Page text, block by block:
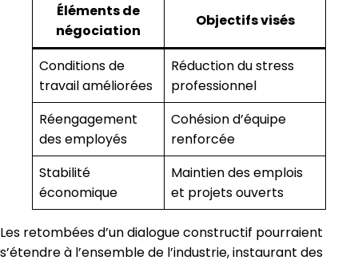
Éléments de
négociation
Objectifs visés
Conditions de
travail améliorées
Réduction du stress
professionnel
Réengagement
des employés
Cohésion d’équipe
renforcée
Stabilité
économique
Maintien des emplois
et projets ouverts
Les retombées d’un dialogue constructif pourraient
s’étendre à l’ensemble de l’industrie, instaurant des